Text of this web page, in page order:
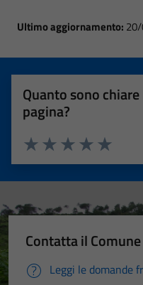
Ultimo aggiornamento:
Quanto sono
pagina?
Valuta 5
Valuta 4
Valuta 3 stelle
Valuta 2 stelle su 5
Valuta 1 stelle su 5
Contatta il Comune
Leggi le domande